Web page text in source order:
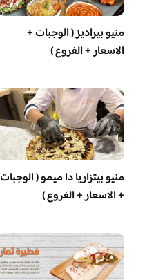
منيو بيراديز ( الوجبات +
الاسعار + الفروع )
منيو بيتزاريا دا ميمو ( الوجبات
+ الاسعار + الفروع )